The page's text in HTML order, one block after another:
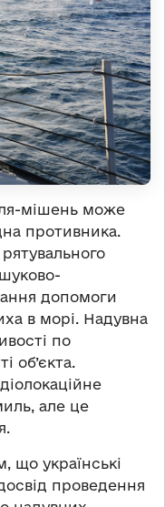
мішень може
противника.
допомоги
в морі. Надувна
по
об’єкта.
але це
що українські
проведення